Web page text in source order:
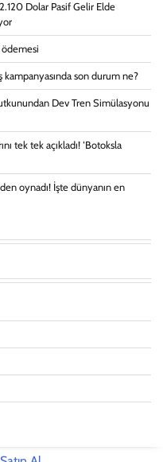
Dolar Pasif Gelir Elde
kampanyasında son durum ne?
Dev Tren Simülasyonu
tek tek açıkladı! ‘Botoksla
oynadı! İşte dünyanın en